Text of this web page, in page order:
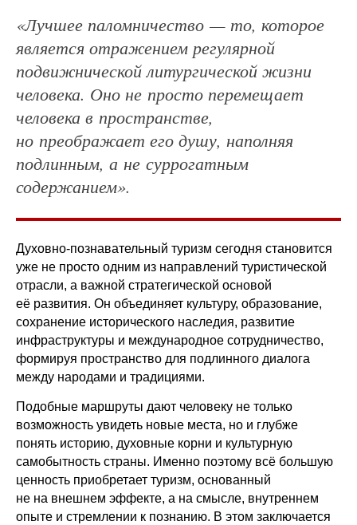
«Лучшее паломничество — то, которое
является отражением регулярной
подвижнической литургической жизни
человека. Оно не просто перемещает
человека в пространстве,
но преображает его душу, наполняя
подлинным, а не суррогатным
содержанием».
Духовно-познавательный туризм сегодня становится
уже не просто одним из направлений туристической
отрасли, а важной стратегической основой
её развития. Он объединяет культуру, образование,
сохранение исторического наследия, развитие
инфраструктуры и международное сотрудничество,
формируя пространство для подлинного диалога
между народами и традициями.
Подобные маршруты дают человеку не только
возможность увидеть новые места, но и глубже
понять историю, духовные корни и культурную
самобытность страны. Именно поэтому всё большую
ценность приобретает туризм, основанный
не на внешнем эффекте, а на смысле, внутреннем
опыте и стремлении к познанию. В этом заключается